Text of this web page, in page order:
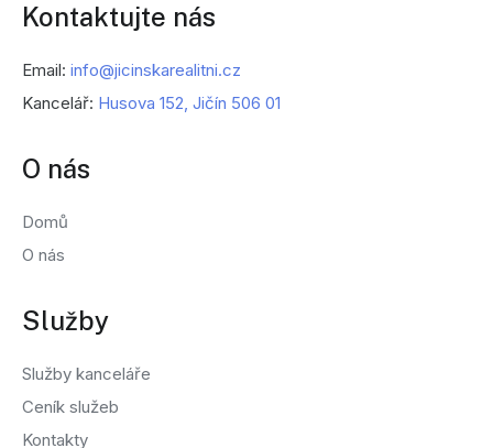
Kontaktujte nás
Email: info@jicinskarealitni.cz
Kancelář: Husova 152, Jičín 506 01
O nás
Domů
O nás
Služby
Služby kanceláře
Ceník služeb
Kontakty